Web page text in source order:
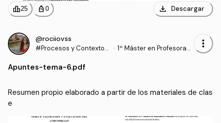
leaderboard25 personal_bag 0 download Descargar
@rociiovss
#Procesos y Contextos
· 1º Máster en Profesorad
onal y Enseñanzas de Idi
omas (UGR)
more_vert
Apuntes-tema-6.pdf
Resumen propio elaborado a partir de los materiales de clas
e